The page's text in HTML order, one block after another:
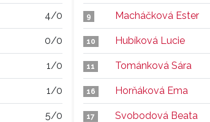
4/0
0/0
1/0
1/0
5/0
9 Macháčková Ester
10 Hubíková Lucie
11 Tománková Sára
16 Horňáková Ema
17 Svobodová Beata